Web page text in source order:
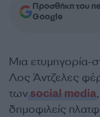
Προσθήκη του
Google
Μια ετυμηγορία-
Λος Άντζελες
των social media
δημοφιλείς